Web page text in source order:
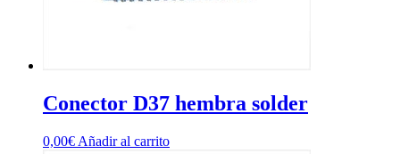
Conector D37 hembra solder
0,00€ Añadir al carrito